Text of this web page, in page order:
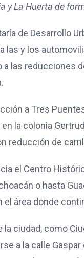
y La Huerta de
de Desarrollo
las y los
las reducciones
a Tres
la colonia
reducción de
el Centro
o hasta
área donde
ciudad, como
a la calle